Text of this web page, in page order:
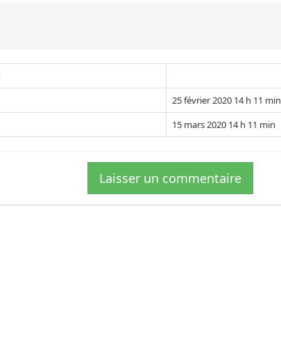
25 février 2020 14 h 11 min
15 mars 2020 14 h 11 min
Laisser un commentaire